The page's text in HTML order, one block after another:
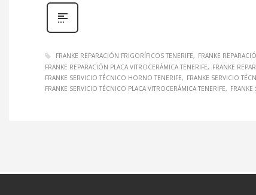
FRANKE REPARACIÓN FRIGORÍFICOS TENERIFE FRANKE
FRANKE REPARACIÓN PLACA VITROCERÁMICA TENERIFE
FRANKE
FRANKE SERVICIO TÉCNICO HORNO TENERIFE
FRANKE SERVICIO
FRANKE SERVICIO TÉCNICO PLACA VITROCERÁMICA TENERIFE
FRANKE